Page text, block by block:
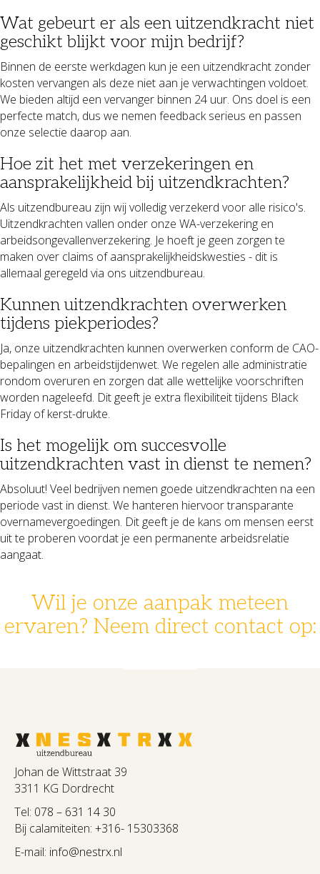
Wat gebeurt er als een uitzendkracht niet
geschikt blijkt voor mijn bedrijf?
Binnen de eerste werkdagen kun je een uitzendkracht zonder
kosten vervangen als deze niet aan je verwachtingen voldoet.
We bieden altijd een vervanger binnen 24 uur. Ons doel is een
perfecte match, dus we nemen feedback serieus en passen
onze selectie daarop aan.
Hoe zit het met verzekeringen en
aansprakelijkheid bij uitzendkrachten?
Als uitzendbureau zijn wij volledig verzekerd voor alle risico's.
Uitzendkrachten vallen onder onze WA-verzekering en
arbeidsongevallenverzekering. Je hoeft je geen zorgen te
maken over claims of aansprakelijkheidskwesties - dit is
allemaal geregeld via ons uitzendbureau.
Kunnen uitzendkrachten overwerken
tijdens piekperiodes?
Ja, onze uitzendkrachten kunnen overwerken conform de CAO-
bepalingen en arbeidstijdenwet. We regelen alle administratie
rondom overuren en zorgen dat alle wettelijke voorschriften
worden nageleefd. Dit geeft je extra flexibiliteit tijdens Black
Friday of kerst-drukte.
Is het mogelijk om succesvolle
uitzendkrachten vast in dienst te nemen?
Absoluut! Veel bedrijven nemen goede uitzendkrachten na een
periode vast in dienst. We hanteren hiervoor transparante
overnamevergoedingen. Dit geeft je de kans om mensen eerst
uit te proberen voordat je een permanente arbeidsrelatie
aangaat.
Wil je onze aanpak meteen
ervaren? Neem direct contact op:
Johan de Wittstraat 39
3311 KG Dordrecht
Tel: 078 – 631 14 30
Bij calamiteiten: +316- 15303368
E-mail: info@nestrx.nl